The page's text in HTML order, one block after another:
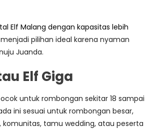
Elf Malang dengan kapasitas lebih
menjadi pilihan ideal karena nyaman
Juanda.
Elf Giga
untuk rombongan sekitar 18 sampai
ini sesuai untuk rombongan besar,
komunitas, tamu wedding, atau peserta